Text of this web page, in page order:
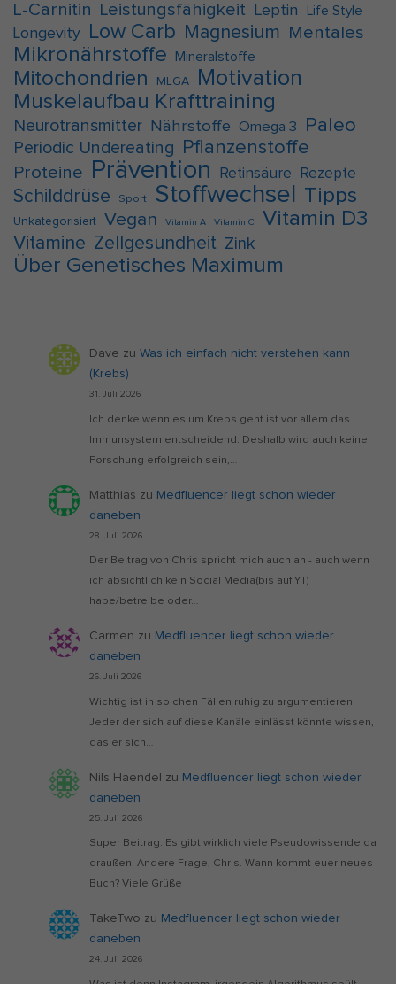
L-Carnitin Leistungsfähigkeit Leptin Life Style
Longevity Low Carb Magnesium Mentales
Mikronährstoffe Mineralstoffe
Mitochondrien MLGA Motivation
Muskelaufbau Krafttraining
Neurotransmitter Nährstoffe Omega 3 Paleo
Periodic Undereating Pflanzenstoffe
Proteine Prävention Retinsäure Rezepte
Schilddrüse Sport Stoffwechsel Tipps
Unkategorisiert Vegan Vitamin A Vitamin C Vitamin D3
Vitamine Zellgesundheit Zink
Über Genetisches Maximum
Dave zu Was ich einfach nicht verstehen kann
(Krebs)
31. Juli 2026
Ich denke wenn es um Krebs geht ist vor allem das
Immunsystem entscheidend. Deshalb wird auch keine
Forschung erfolgreich sein,…
Matthias zu Medfluencer liegt schon wieder
daneben
28. Juli 2026
Der Beitrag von Chris spricht mich auch an - auch wenn
ich absichtlich kein Social Media(bis auf YT)
habe/betreibe oder…
Carmen zu Medfluencer liegt schon wieder
daneben
26. Juli 2026
Wichtig ist in solchen Fällen ruhig zu argumentieren.
Jeder der sich auf diese Kanäle einlässt könnte wissen,
das er sich…
Nils Haendel zu Medfluencer liegt schon wieder
daneben
25. Juli 2026
Super Beitrag. Es gibt wirklich viele Pseudowissende da
draußen. Andere Frage, Chris. Wann kommt euer neues
Buch? Viele Grüße
TakeTwo zu Medfluencer liegt schon wieder
daneben
24. Juli 2026